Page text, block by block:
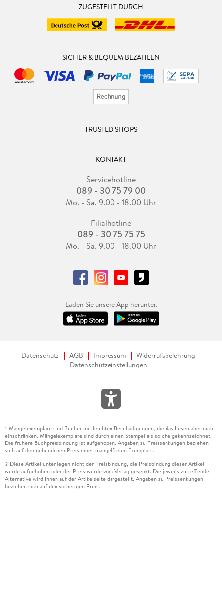
ZUGESTELLT DURCH
SICHER & BEQUEM BEZAHLEN
TRUSTED SHOPS
KONTAKT
Servicehotline
089 - 30 75 79 00
Mo. - Sa. 9.00 - 18.00 Uhr
Filialhotline
089 - 30 75 75 75
Mo. - Sa. 9.00 - 18.00 Uhr
Laden Sie unsere App herunter.
Datenschutz AGB Impressum
Widerrufsbelehrung
Datenschutzeinstellungen
1 Mängelexemplare sind Bücher mit leichten Beschädigungen, die das Lesen aber nicht
einschränken. Mängelexemplare sind durch einen Stempel als solche gekennzeichnet.
Die frühere Buchpreisbindung ist aufgehoben. Angaben zu Preissenkungen beziehen
sich auf den gebundenen Preis eines mangelfreien Exemplars.
2 Diese Artikel unterliegen nicht der Preisbindung, die Preisbindung dieser Artikel
wurde aufgehoben oder der Preis wurde vom Verlag gesenkt. Die jeweils zutreffende
Alternative wird Ihnen auf der Artikelseite dargestellt. Angaben zu Preissenkungen
beziehen sich auf den vorherigen Preis.